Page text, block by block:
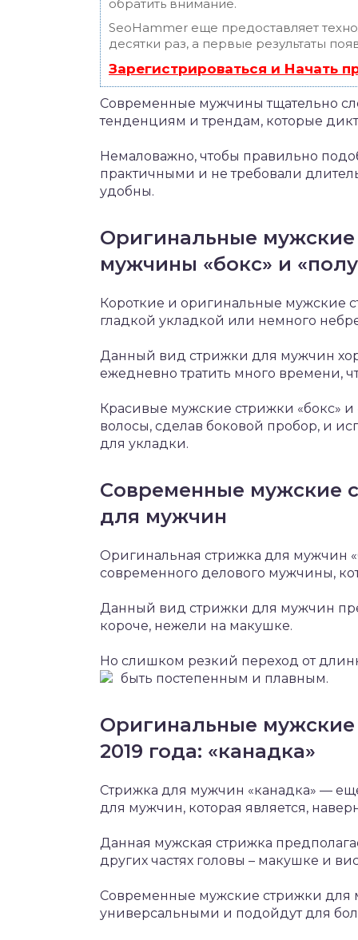
обратить внимание.
SeoHammer еще предоставляет
десятки раз, а первые результаты
Зарегистрироваться и Начать
Современные мужчины тщательно
тенденциям и трендам, которые
Немаловажно, чтобы правильно
практичными и не требовали
удобны.
Оригинальные
мужчины «бокс» и
Короткие и оригинальные мужские
гладкой укладкой или немного
Данный вид стрижки для мужчин
ежедневно тратить много времени,
Красивые мужские стрижки «бокс» и
волосы, сделав боковой пробор, и
для укладки.
Современные мужские
для мужчин
Оригинальная стрижка для мужчин
современного делового мужчины,
Данный вид стрижки для мужчин
короче, нежели на макушке.
Но слишком резкий переход от
быть постепенным и плавным.
Оригинальные
2019 года: «канадка»
Стрижка для мужчин «канадка» —
для мужчин, которая является,
Данная мужская стрижка
других частях головы – макушке и
Современные мужские стрижки для
универсальными и подойдут для